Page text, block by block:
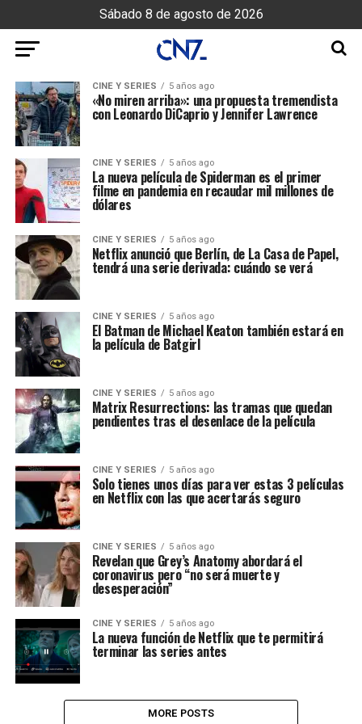
Sábado 8 de agosto de 2026
CINE Y SERIES 5 años ago
«No miren arriba»: una propuesta tremendista
con Leonardo DiCaprio y Jennifer Lawrence
CINE Y SERIES 5 años ago
La nueva película de Spiderman es el primer
filme en pandemia en recaudar mil millones de
dólares
CINE Y SERIES 5 años ago
Netflix anunció que Berlín, de La Casa de Papel,
tendrá una serie derivada: cuándo se verá
CINE Y SERIES 5 años ago
El Batman de Michael Keaton también estará en
la película de Batgirl
CINE Y SERIES 5 años ago
Matrix Resurrections: las tramas que quedan
pendientes tras el desenlace de la película
CINE Y SERIES 5 años ago
Solo tienes unos días para ver estas 3 películas
en Netflix con las que acertarás seguro
CINE Y SERIES 5 años ago
Revelan que Grey’s Anatomy abordará el
coronavirus pero “no será muerte y
desesperación”
CINE Y SERIES 5 años ago
La nueva función de Netflix que te permitirá
terminar las series antes
MORE POSTS